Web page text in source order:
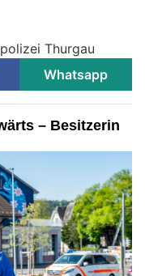
Thurgau
Whatsapp
– Besitzerin